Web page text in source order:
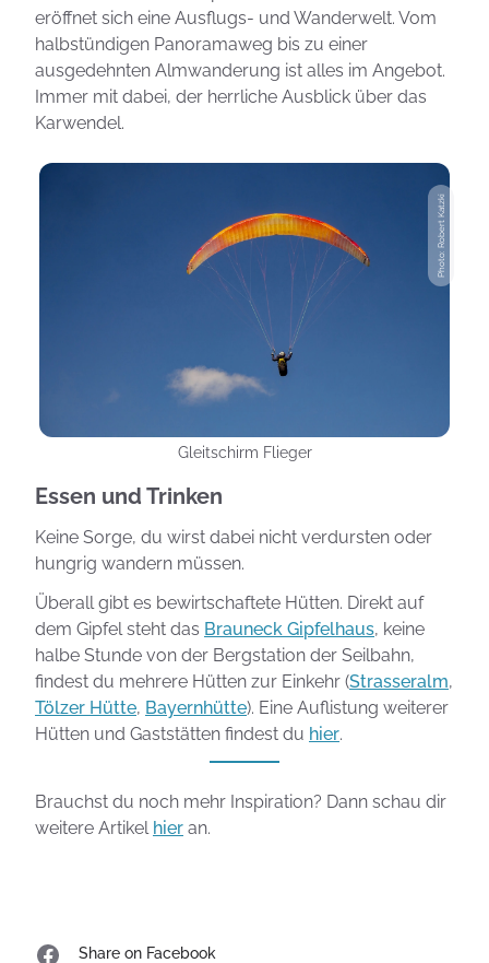
eröffnet sich eine Ausflugs- und Wanderwelt. Vom
halbstündigen Panoramaweg bis zu einer
ausgedehnten Almwanderung ist alles im Angebot.
Immer mit dabei, der herrliche Ausblick über das
Karwendel.
Photo: Robert Katzki
Gleitschirm Flieger
Essen und Trinken
Keine Sorge, du wirst dabei nicht verdursten oder
hungrig wandern müssen.
Überall gibt es bewirtschaftete Hütten. Direkt auf
dem Gipfel steht das Brauneck Gipfelhaus, keine
halbe Stunde von der Bergstation der Seilbahn,
findest du mehrere Hütten zur Einkehr (Strasseralm,
Tölzer Hütte, Bayernhütte). Eine Auflistung weiterer
Hütten und Gaststätten findest du hier.
Brauchst du noch mehr Inspiration? Dann schau dir
weitere Artikel hier an.
Share on Facebook